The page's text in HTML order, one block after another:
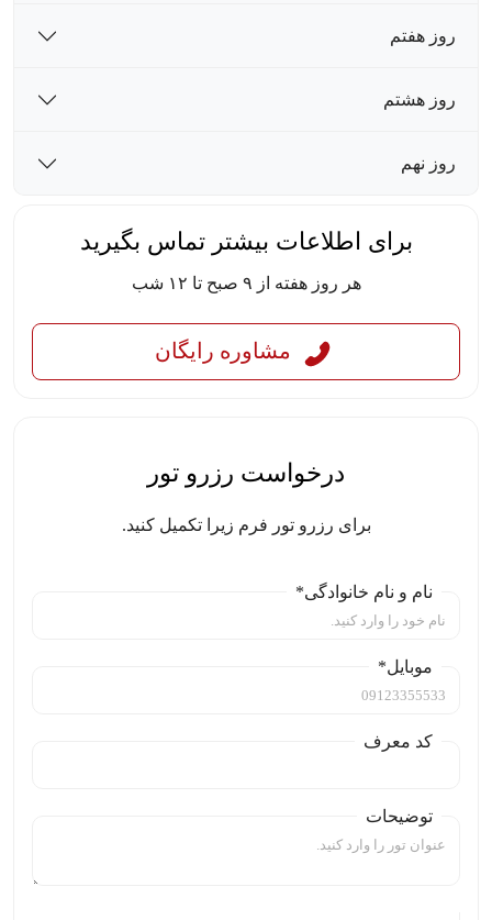
روز هفتم
روز هشتم
روز نهم
برای اطلاعات بیشتر تماس بگیرید
هر روز هفته از ۹ صبح تا ۱۲ شب
مشاوره رایگان
درخواست رزرو تور
برای رزرو تور فرم زیرا تکمیل کنید.
نام و نام خانوادگی*
موبایل*
کد معرف
توضیحات